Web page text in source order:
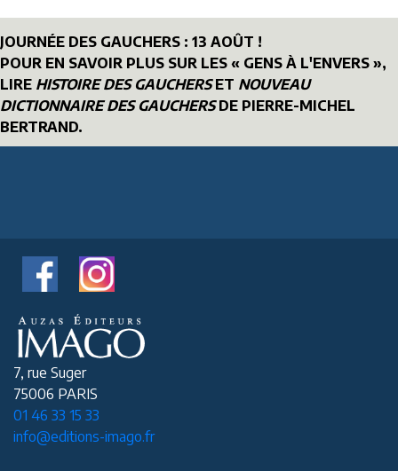
JOURNÉE DES GAUCHERS : 13 AOÛT !
POUR EN SAVOIR PLUS SUR LES « GENS À L'ENVERS »,
LIRE HISTOIRE DES GAUCHERSET NOUVEAU
DICTIONNAIRE DES GAUCHERSDE PIERRE-MICHEL
BERTRAND.
7, rue Suger
75006 PARIS
01 46 33 15 33
info@editions-imago.fr